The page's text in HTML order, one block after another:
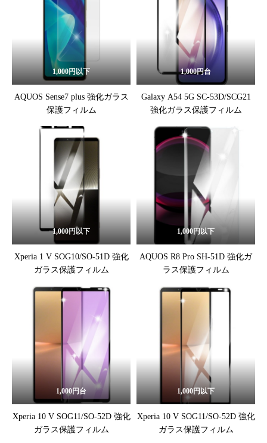
1,000円以下
AQUOS Sense7 plus 強化ガラス
保護フィルム
1,000円台
Galaxy A54 5G SC-53D/SCG21
強化ガラス保護フィルム
1,000円以下
Xperia 1 V SOG10/SO-51D 強化
ガラス保護フィルム
1,000円以下
AQUOS R8 Pro SH-51D 強化ガ
ラス保護フィルム
1,000円台
Xperia 10 V SOG11/SO-52D 強化
ガラス保護フィルム
1,000円以下
Xperia 10 V SOG11/SO-52D 強化
ガラス保護フィルム